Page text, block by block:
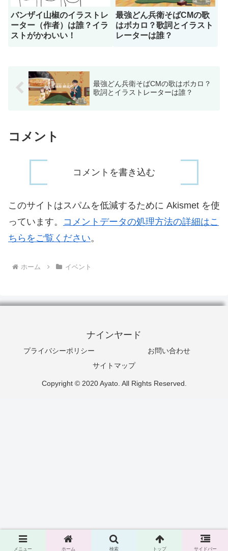
バンザイ山椒のイラストレ
ーター（作者）は誰？イラ
ストがかわいい！
最強どん兵衛そばCMの歌
はボカロ？歌詞とイラスト
レーターは誰？
最強どん兵衛そばCMの歌はボカロ？
歌詞とイラストレーターは誰？
コメント
コメントを書き込む
このサイトはスパムを低減するために Akismet を使
っています。 コメントデータの処理方法の詳細はこ
ちらをご覧ください。
ホーム イベント
ナインヤード
プライバシーポリシー
お問い合わせ
サイトマップ
Copyright © 2020 Ayato. All Rights Reserved.
メニュー ホーム 検索 トップ サイドバー